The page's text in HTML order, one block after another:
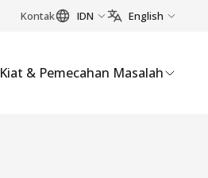
Kontak IDN English
Kiat & Pemecahan Masalah